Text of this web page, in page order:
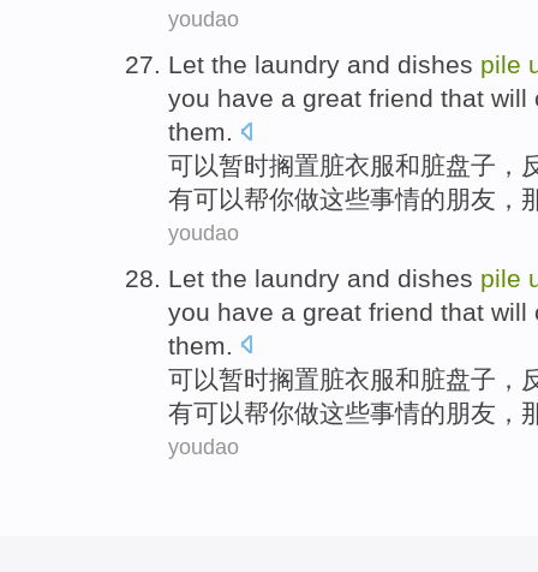
youdao
Let the laundry and dishes pile
you have a great friend that will
them.
可以暂时搁置脏衣服和脏盘子 ，
有可以帮你做这些事情的朋友 ，
youdao
Let the laundry and dishes pile
you have a great friend that will
them
可以暂时搁置脏衣服和脏盘子 ，
有可以帮你做这些事情的朋友 ，
youdao